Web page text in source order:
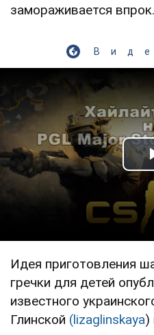
замораживается впрок.
Идея приготовления
гречки для детей
известного
Глинской (lizaglinskaya)